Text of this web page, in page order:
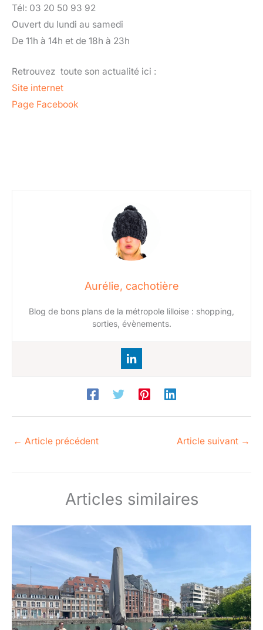
Tél: 03 20 50 93 92
Ouvert du lundi au samedi
De 11h à 14h et de 18h à 23h
Retrouvez toute son actualité ici :
Site internet
Page Facebook
Aurélie, cachotière
Blog de bons plans de la métropole lilloise : shopping,
sorties, évènements.
← Article précédent Article suivant →
Articles similaires